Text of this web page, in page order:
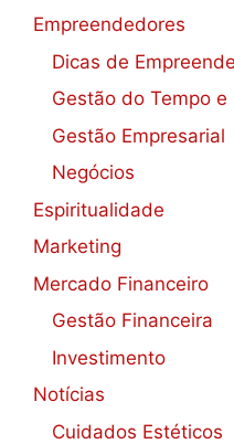
Empreendedores
Dicas de
Gestão do Tempo
Gestão Empresarial
Negócios
Espiritualidade
Marketing
Mercado Financeiro
Gestão Financeira
Investimento
Notícias
Cuidados Estéticos